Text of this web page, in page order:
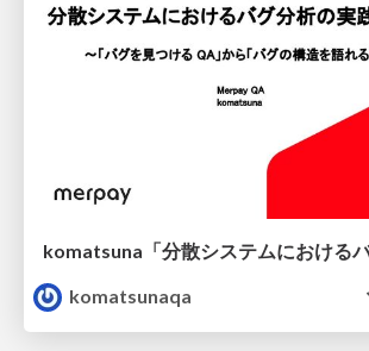
komatsuna「分散システムにおけるバ
komatsunaqa